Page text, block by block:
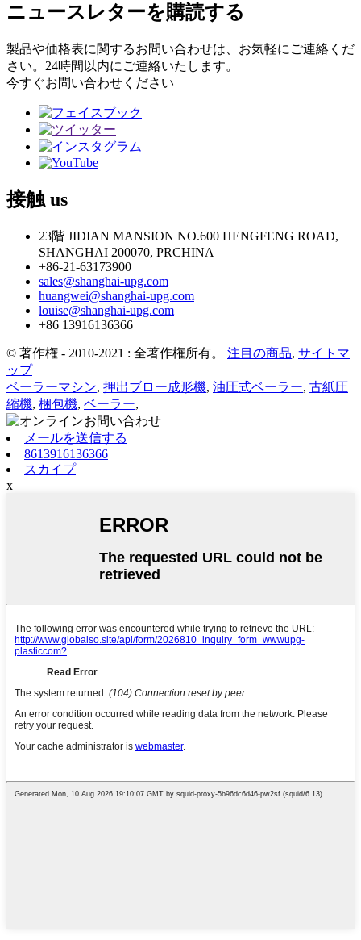
ニュースレターを購読する
製品や価格表に関するお問い合わせは、お気軽にご連絡くだ
さい。24時間以内にご連絡いたします。
今すぐお問い合わせください
接触 us
23階 JIDIAN MANSION NO.600 HENGFENG ROAD,
SHANGHAI 200070, PRCHINA
+86-21-63173900
sales@shanghai-upg.com
huangwei@shanghai-upg.com
louise@shanghai-upg.com
+86 13916136366
© 著作権 - 2010-2021 : 全著作権所有。 注目の商品, サイトマ
ップ
ベーラーマシン, 押出ブロー成形機, 油圧式ベーラー, 古紙圧
縮機, 梱包機, ベーラー,
メールを送信する
8613916136366
スカイプ
x